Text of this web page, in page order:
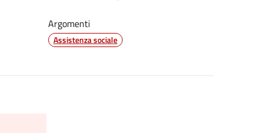
Argomenti
Assistenza sociale